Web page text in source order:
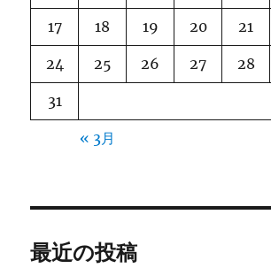
17 18 19 20 21
24 25 26 27 28
31
« 3月
最近の投稿